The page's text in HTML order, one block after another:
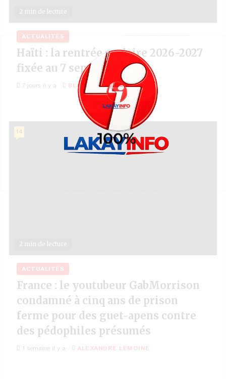
2 min de lecture
ACTUALITÉS
Haïti : la rentrée scolaire 2026-2027
fixée au 7 septembre
7 jours il y a BLAISE ROBELTO FLANKY
2 min de lecture
14
ACTUALITÉS
France : le youtubeur GabMorrison
condamné à cinq ans de prison
ferme pour des guet-apens contre
des pédophiles présumés
1 semaine il y a ALEXANDRE LEMOINE